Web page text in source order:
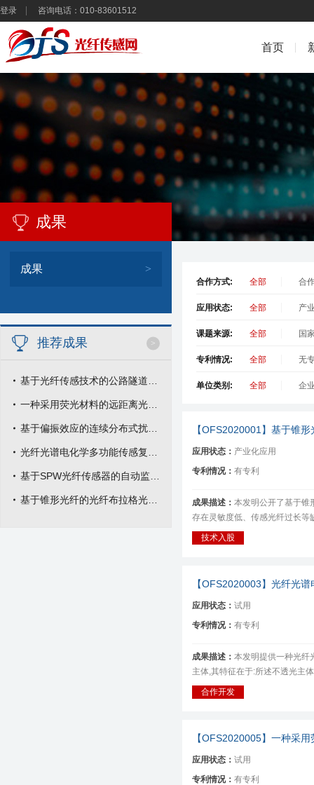
登录 咨询电话：010-83601512
首页
成果
>
成果
>
推荐成果
合作方式: 全部 合
应用状态: 全部 产
课题来源: 全部 国
专利情况: 全部 无
单位类别: 全部 企
【OFS2020001 】基于锥
应用状态： 产业化应用
专利情况： 有专利
成果描述： 本发明公开了基于锥
存在灵敏度低、传感光纤过长等
技术入股
【OFS2020003】光纤光
应用状态： 试用
专利情况： 有专利
成果描述： 本发明提供一种光纤
主体,其特征在于:所述不透光主
合作开发
【OFS2020005】一种采
应用状态： 试用
专利情况： 有专利